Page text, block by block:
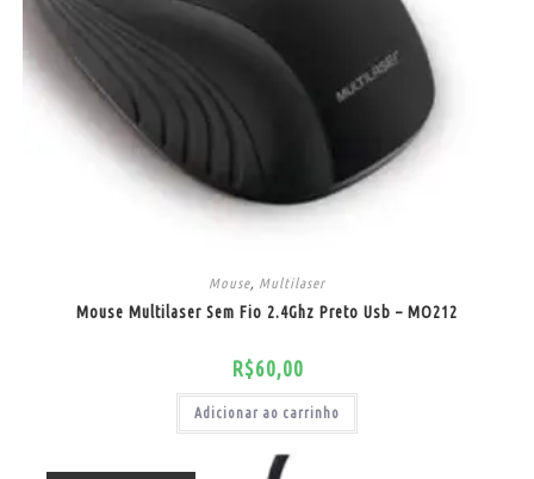
Mouse Multilaser
Mouse Multilaser Sem Fio 2.4Ghz Preto Usb – MO212
R$60,00
Adicionar ao carrinho